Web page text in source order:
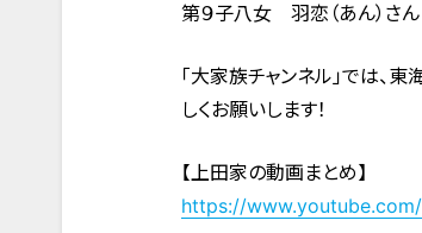
第９子八女 羽恋（あん
「大家族チャンネル」では、
しくお願いします！
【上田家の動画まとめ】
https://www.youtube.com/